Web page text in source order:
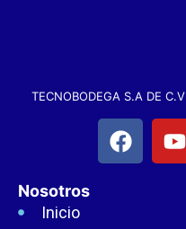
TECNOBODEGA S.A DE C.V
Nosotros
Inicio